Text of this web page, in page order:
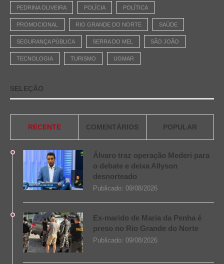
PEDRINA OLIVEIRA POLÍCIA POLÍTICA
PROMOCIONAL RIO GRANDE DO NORTE SAÚDE
SEGURANÇA PÚBLICA SERRA DO MEL SÃO JOÃO
TECNOLOGIA TURISMO UGMAR
SELEÇÃO
RECENTE COMENTÁRIOS POPULAR
Álvaro traz operação Mederi para
o debate e deixa Allyson
desnorteado
Publicado: 09/08/2026
Ex-marido de Maria da Penha é
preso no Rio Grande do Norte
Publicado: 09/08/2026